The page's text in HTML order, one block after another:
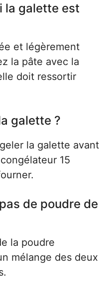
la galette est
et légèrement
la pâte avec la
doit ressortir
galette ?
la galette avant
15
de poudre de
la poudre
mélange des deux